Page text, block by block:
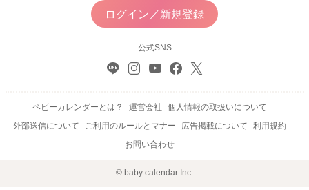
ログイン／新規登録
公式SNS
ベビーカレンダーとは？ 運営会社
個人情報の取扱いについて
外部送信について
ご利用のルールとマナー 広告掲載について
利用規約
お問い合わせ
© baby calendar Inc.